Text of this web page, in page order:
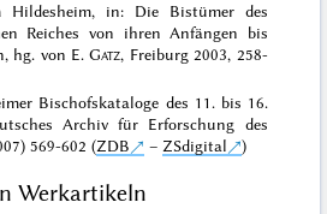
Hildesheim, in: Die Bistümer des
Reiches von ihren Anfängen bis
hg. von E.Gatz, Freiburg 2003, 258-
Bischofskataloge des 11. bis 16.
Archiv für Erforschung des
569-602 (ZDB – ZSdigital )
Werkartikeln